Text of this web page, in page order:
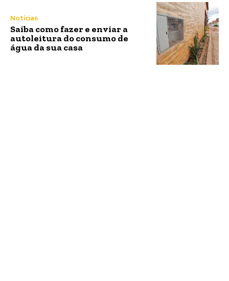
Notícias
Saiba como fazer e enviar a
autoleitura do consumo de
água da sua casa